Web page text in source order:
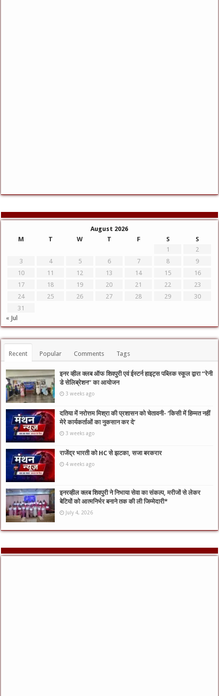
August 2026
M
T W T F S
S
1
2
3
4 5 6 7 8
9
10
11 12 13 14 15
16
17
18 19 20 21 22
23
24
25 26 27 28 29
30
31
« Jul
Recent Popular Comments Tags
इनर व्हील क्लब ऑफ शिवपुरी एवं ईस्टर्न हाइट्स पब्लिक स्कूल द्वारा “रेनी
डे सेलिब्रेशन” का आयोजन
3 weeks ago
दतिया में नरोत्तम मिश्रा की प्रशासन को चेतावनी- ‘किसी में हिम्मत नहीं
मेरे कार्यकर्ताओं का नुकसान कर दे’
3 weeks ago
राजेंद्र भारती को HC से झटका, सजा बरकरार
4 weeks ago
इनरव्हील क्लब शिवपुरी ने निभाया सेवा का संकल्प, मरीजों से लेकर
बेटियों को आत्मनिर्भर बनाने तक की ली जिम्मेदारी*
July 4, 2026